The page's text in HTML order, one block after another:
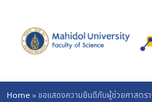
content
Home»ขอแสดงความยินดีกับผู้ช่วยศาสต